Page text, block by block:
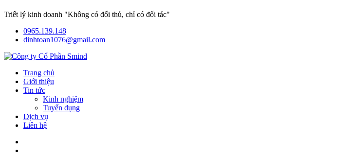
Triết lý kinh doanh "Không có đối thủ, chỉ có đối tác"
0965.139.148
dinhtoan1076@gmail.com
Trang chủ
Giới thiệu
Tin tức
Kinh nghiệm
Tuyển dụng
Dịch vụ
Liên hệ